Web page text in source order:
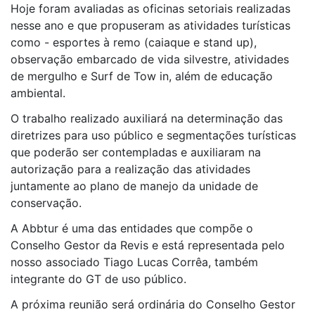
Hoje foram avaliadas as oficinas setoriais realizadas
nesse ano e que propuseram as atividades turísticas
como - esportes à remo (caiaque e stand up),
observação embarcado de vida silvestre, atividades
de mergulho e Surf de Tow in, além de educação
ambiental.
O trabalho realizado auxiliará na determinação das
diretrizes para uso público e segmentações turísticas
que poderão ser contempladas e auxiliaram na
autorização para a realização das atividades
juntamente ao plano de manejo da unidade de
conservação.
A Abbtur é uma das entidades que compõe o
Conselho Gestor da Revis e está representada pelo
nosso associado Tiago Lucas Corrêa, também
integrante do GT de uso público.
A próxima reunião será ordinária do Conselho Gestor